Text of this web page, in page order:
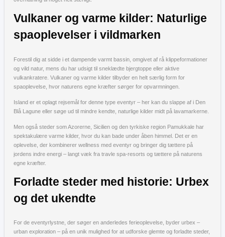
Vulkaner og varme kilder: Naturlige
spaoplevelser i vildmarken
Forestil dig at sidde i et dampende varmt bassin, omgivet af rå klippeformationer
og vild natur, mens du har udsigt til sneklædte bjergtoppe eller aktive
vulkankratere. Vulkaner og varme kilder tilbyder en helt særlig form for
spaoplevelse, hvor naturens egne kræfter sørger for opvarmningen.
Island er et oplagt rejsemål for denne type eventyr – her kan du slappe af i Den
Blå Lagune eller søge ud til mindre kendte, naturlige kilder midt på lavamarkerne.
Men også steder som Azorerne, Sicilien og den tyrkiske region Pamukkale har
spektakulære varme kilder, hvor du kan bade under åben himmel. Det er en
oplevelse, der kombinerer wellness med eventyr og bringer dig tættere på
jordens indre energi – langt væk fra travle spa-resorts og tættere på naturens
egne kræfter.
Forladte steder med historie: Urbex
og det ukendte
For de eventyrlystne, der søger en anderledes ferieoplevelse, byder urbex –
urban exploration – på en unik mulighed for at udforske glemte og forladte steder,